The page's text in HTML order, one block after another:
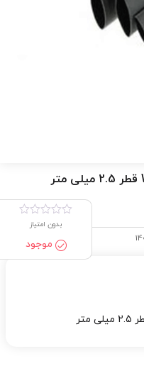
بدون امتیاز
موجود